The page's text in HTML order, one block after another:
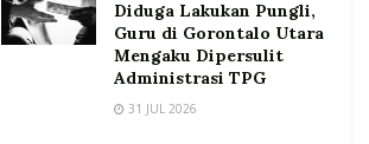
Diduga Lakukan Pungli,
Guru di Gorontalo Utara
Mengaku Dipersulit
Administrasi TPG
31 JUL 2026